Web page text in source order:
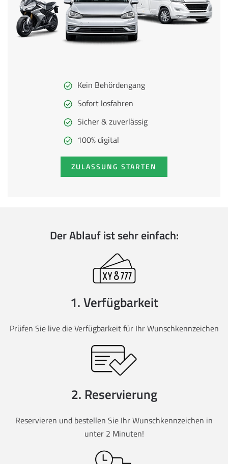
Kein Behördengang
Sofort losfahren
Sicher & zuverlässig
100% digital
ZULASSUNG STARTEN
Der Ablauf ist sehr einfach:
1. Verfügbarkeit
Prüfen Sie live die Verfügbarkeit für Ihr Wunschkennzeichen
2. Reservierung
Reservieren und bestellen Sie Ihr Wunschkennzeichen in
unter 2 Minuten!